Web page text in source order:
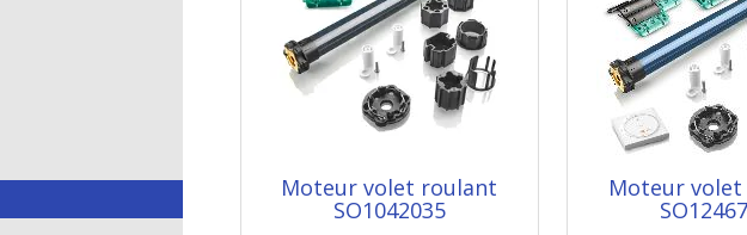
Moteur volet roulant
SO1042035
Moteur